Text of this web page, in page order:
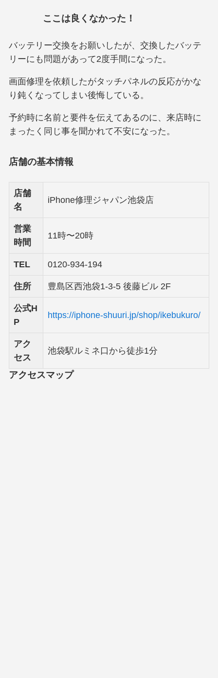
ここは良くなかった！
バッテリー交換をお願いしたが、交換したバッテ
リーにも問題があって2度手間になった。
画面修理を依頼したがタッチパネルの反応がかな
り鈍くなってしまい後悔している。
予約時に名前と要件を伝えてあるのに、来店時に
まったく同じ事を聞かれて不安になった。
店舗の基本情報
店舗
名
iPhone修理ジャパン池袋店
営業
時間
11時〜20時
TEL 0120-934-194
住所 豊島区西池袋1-3-5 後藤ビル 2F
公式H
P
https://iphone-shuuri.jp/shop/ikebukuro/
アク
セス
池袋駅ルミネ口から徒歩1分
アクセスマップ